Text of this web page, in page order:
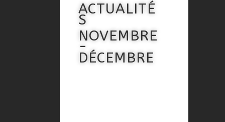
ACTUALITÉ
S
NOVEMBRE
-
DÉCEMBRE